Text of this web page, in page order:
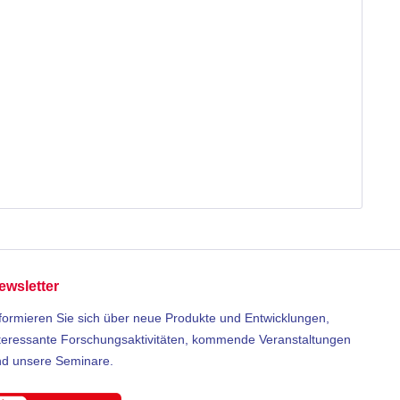
Sie sich über neue Produkte und Entwicklungen,
Forschungsaktivitäten, kommende Veranstaltungen
unsere Seminare.